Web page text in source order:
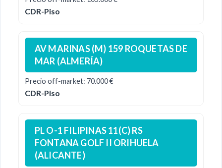
CDR-Piso
AV MARINAS (M) 159 ROQUETAS DE
MAR (ALMERÍA)
Precio off-market: 70.000 €
CDR-Piso
PL O-1 FILIPINAS 11(C) RS
FONTANA GOLF II ORIHUELA
(ALICANTE)